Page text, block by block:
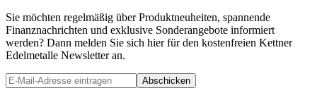
Sie möchten regelmäßig über Produktneuheiten, spannende
Finanznachrichten und exklusive Sonderangebote informiert
werden? Dann melden Sie sich hier für den kostenfreien Kettner
Edelmetalle Newsletter an.
Abschicken